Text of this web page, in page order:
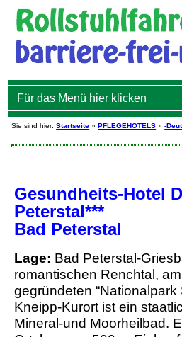
Sie sind hier:Startseite »PFLEGEHOTELS »-
Gesundheits-Hotel
Peterstal***
Bad Peterstal
Lage: Bad Peterstal-
romantischen Renchtal,
gegründeten “Nationalpark
Kneipp-Kurort ist ein
Mineral-und Moorheilbad.